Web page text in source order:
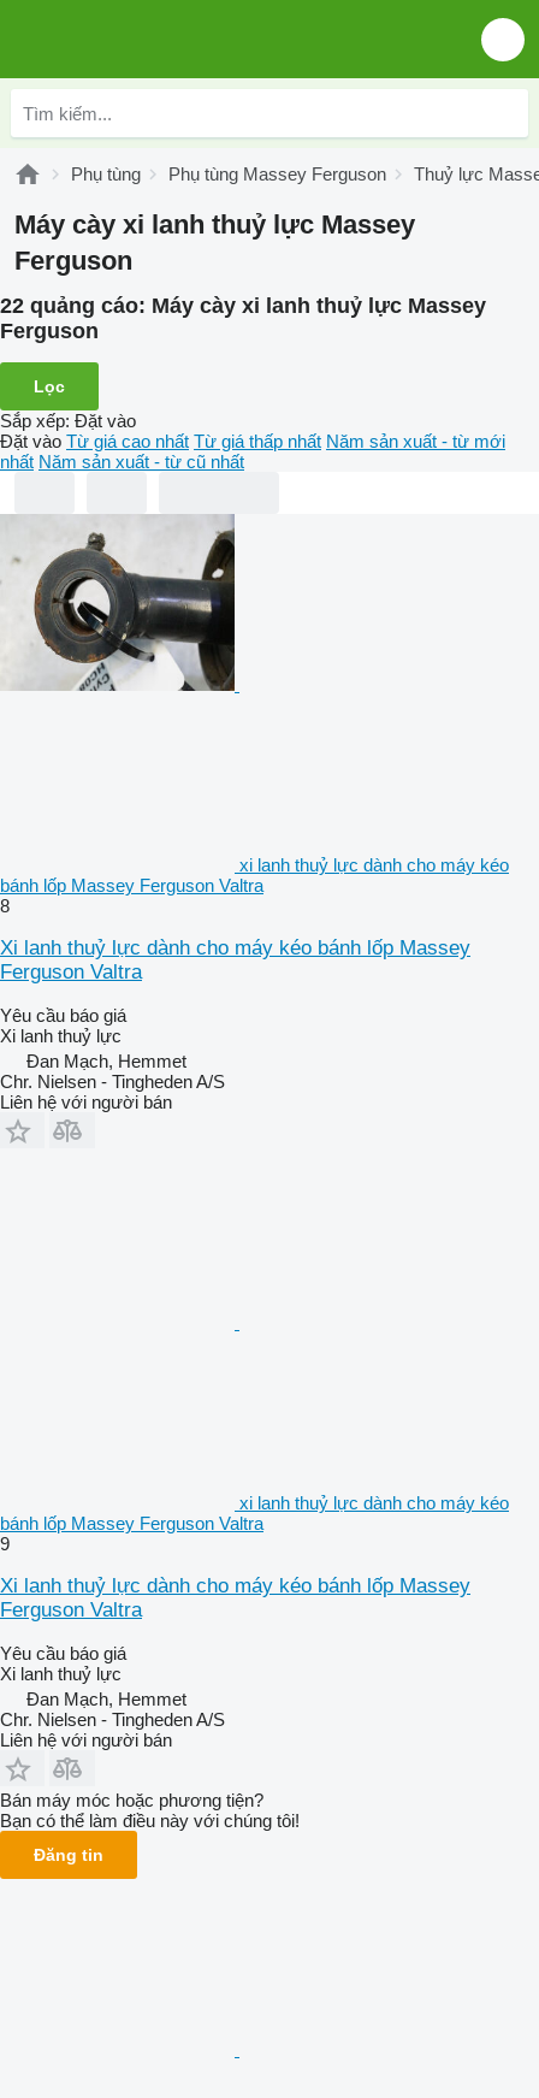
Phụ tùng Phụ tùng Massey Ferguson Thuỷ lực
Máy cày xi lanh thuỷ lực Massey
Ferguson
22 quảng cáo: Máy cày xi lanh thuỷ lực Massey
Ferguson
Lọc
Sắp xếp: Đặt vào
Đặt vào Từ giá cao nhất Từ giá thấp nhất Năm sản xuất - từ mới
nhất Năm sản xuất - từ cũ nhất
xi lanh thuỷ lực dành cho máy kéo
bánh lốp Massey Ferguson Valtra
8
Xi lanh thuỷ lực dành cho máy kéo bánh lốp Massey
Ferguson Valtra
Yêu cầu báo giá
Xi lanh thuỷ lực
Đan Mạch, Hemmet
Chr. Nielsen - Tingheden A/S
Liên hệ với người bán
xi lanh thuỷ lực dành cho máy kéo
bánh lốp Massey Ferguson Valtra
9
Xi lanh thuỷ lực dành cho máy kéo bánh lốp Massey
Ferguson Valtra
Yêu cầu báo giá
Xi lanh thuỷ lực
Đan Mạch, Hemmet
Chr. Nielsen - Tingheden A/S
Liên hệ với người bán
Bán máy móc hoặc phương tiện?
Bạn có thể làm điều này với chúng tôi!
Đăng tin